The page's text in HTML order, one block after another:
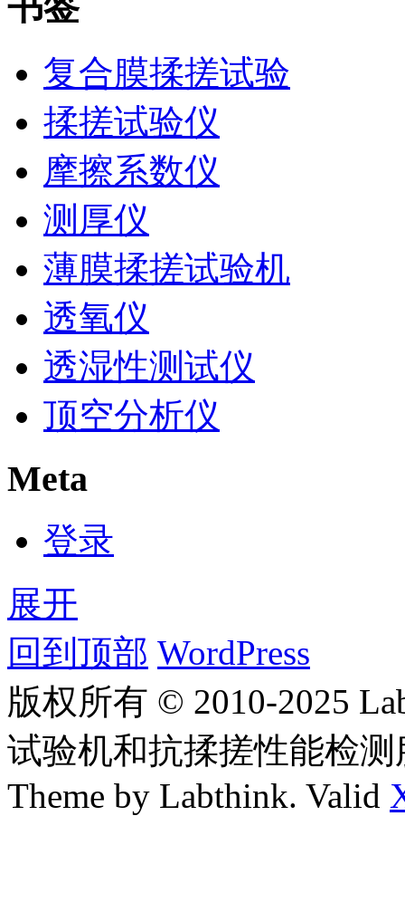
复合膜揉搓试验
揉搓试验仪
摩擦系数仪
测厚仪
薄膜揉搓试验机
透氧仪
透湿性测试仪
顶空分析仪
Meta
登录
展开
回到顶部 WordPress
版权所有 © 2010-2025
试验机和抗揉搓性能检
Theme by Labthink. Valid